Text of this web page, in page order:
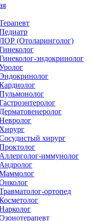
(Отоларинголог)
эндокринолог
Дерматовенеролог
Хирург
хирург
Аллерголог-иммунолог
Андролог
ортопед